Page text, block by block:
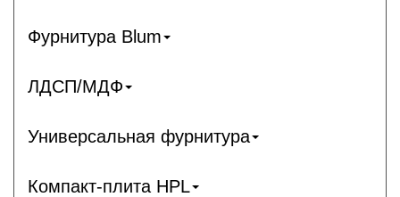
Фурнитура Blum
ЛДСП/МДФ
Универсальная фурнитура
Компакт-плита HPL